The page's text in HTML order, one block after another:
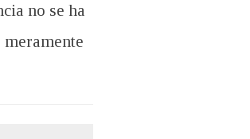
no se ha